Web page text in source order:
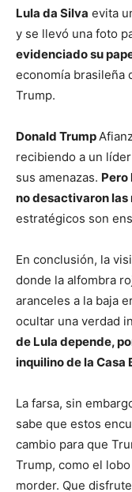
Lula da Silva evita
y se llevó una foto
evidenciado su
economía brasileña
Trump.
Donald Trump
recibiendo a un
sus amenazas.
no desactivaron las
estratégicos son
En conclusión, la
donde la alfombra
aranceles a la baja
ocultar una verdad
de Lula depende,
inquilino de la Casa
La farsa, sin
sabe que estos
cambio para que
Trump, como el
morder. Que